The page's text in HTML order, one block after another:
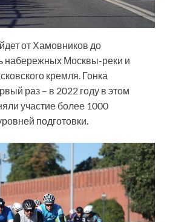
от Хамовников до
набережных Москвы-реки и
кремля. Гонка
раз – в 2022 году в этом
участие более 1000
подготовки.